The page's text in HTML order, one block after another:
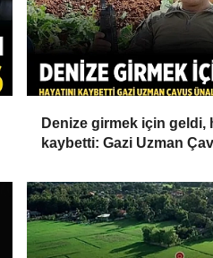
Denize girmek için geldi,
kaybetti: Gazi Uzman